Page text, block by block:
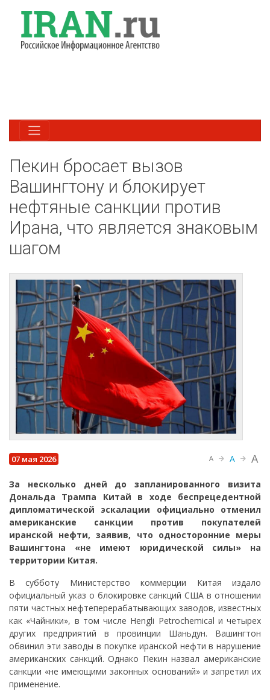
Пекин бросает вызов
Вашингтону и блокирует
нефтяные санкции против
Ирана, что является знаковым
шагом
07 мая 2026 A A A
За несколько дней до запланированного визита
Дональда Трампа Китай в ходе беспрецедентной
дипломатической эскалации официально отменил
американские санкции против покупателей
иранской нефти, заявив, что односторонние меры
Вашингтона «не имеют юридической силы» на
территории Китая.
В субботу Министерство коммерции Китая издало
официальный указ о блокировке санкций США в отношении
пяти частных нефтеперерабатывающих заводов, известных
как «Чайники», в том числе Hengli Petrochemical и четырех
других предприятий в провинции Шаньдун. Вашингтон
обвинил эти заводы в покупке иранской нефти в нарушение
американских санкций. Однако Пекин назвал американские
санкции «не имеющими законных оснований» и запретил их
применение.